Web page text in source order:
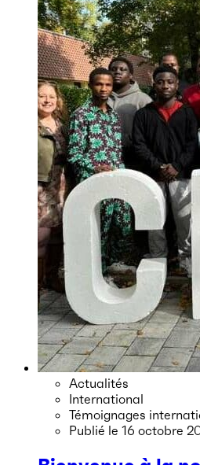
Actualités
International
Témoignages
Publié le 16 octobre